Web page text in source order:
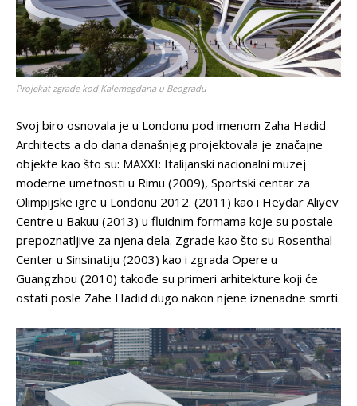
Projekat zgrade kod Kalemegdana u Beogradu
Svoj biro osnovala je u Londonu pod imenom Zaha Hadid
Architects a do dana današnjeg projektovala je značajne
objekte kao što su: MAXXI: Italijanski nacionalni muzej
moderne umetnosti u Rimu (2009), Sportski centar za
Olimpijske igre u Londonu 2012. (2011) kao i Heydar Aliyev
Centre u Bakuu (2013) u fluidnim formama koje su postale
prepoznatljive za njena dela. Zgrade kao što su Rosenthal
Center u Sinsinatiju (2003) kao i zgrada Opere u
Guangzhou (2010) takođe su primeri arhitekture koji će
ostati posle Zahe Hadid dugo nakon njene iznenadne smrti.